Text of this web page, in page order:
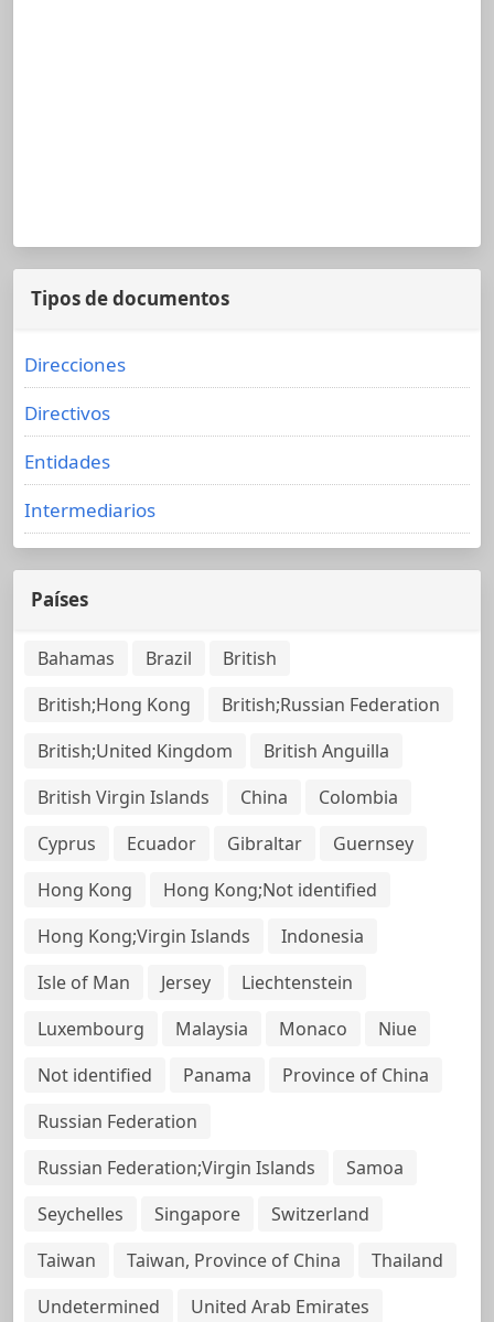
Tipos de documentos
Direcciones
Directivos
Entidades
Intermediarios
Países
Bahamas Brazil
British
British;Hong Kong
British;Russian Federation
British;United Kingdom
British Anguilla
British Virgin Islands
China
Colombia
Cyprus
Ecuador Gibraltar
Guernsey
Hong Kong
Hong Kong;Not identified
Hong Kong;Virgin Islands
Indonesia
Isle of Man
Jersey
Liechtenstein
Luxembourg
Malaysia Monaco
Niue
Not identified
Panama
Province of China
Russian Federation
Russian Federation;Virgin Islands
Samoa
Seychelles
Singapore
Switzerland
Taiwan
Taiwan, Province of China
Thailand
Undetermined
United Arab Emirates